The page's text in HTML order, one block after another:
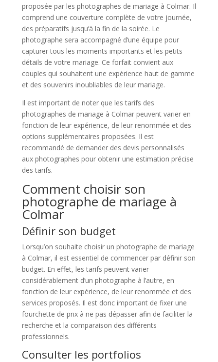
proposée par les photographes de mariage à Colmar. Il
comprend une couverture complète de votre journée,
des préparatifs jusqu’à la fin de la soirée. Le
photographe sera accompagné d’une équipe pour
capturer tous les moments importants et les petits
détails de votre mariage. Ce forfait convient aux
couples qui souhaitent une expérience haut de gamme
et des souvenirs inoubliables de leur mariage.
Il est important de noter que les tarifs des
photographes de mariage à Colmar peuvent varier en
fonction de leur expérience, de leur renommée et des
options supplémentaires proposées. Il est
recommandé de demander des devis personnalisés
aux photographes pour obtenir une estimation précise
des tarifs.
Comment choisir son
photographe de mariage à
Colmar
Définir son budget
Lorsqu’on souhaite choisir un photographe de mariage
à Colmar, il est essentiel de commencer par définir son
budget. En effet, les tarifs peuvent varier
considérablement d’un photographe à l’autre, en
fonction de leur expérience, de leur renommée et des
services proposés. Il est donc important de fixer une
fourchette de prix à ne pas dépasser afin de faciliter la
recherche et la comparaison des différents
professionnels.
Consulter les portfolios